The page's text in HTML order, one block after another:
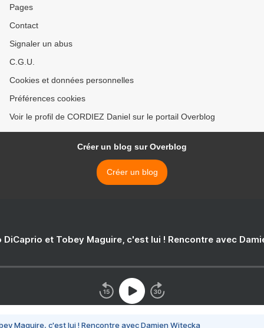
Pages
Contact
Signaler un abus
C.G.U.
Cookies et données personnelles
Préférences cookies
Voir le profil de CORDIEZ Daniel sur le portail Overblog
Créer un blog sur Overblog
Créer un blog
DiCaprio et Tobey Maguire, c'est lui ! Rencontre avec
Maguire, c'est lui ! Rencontre avec Damien Witecka